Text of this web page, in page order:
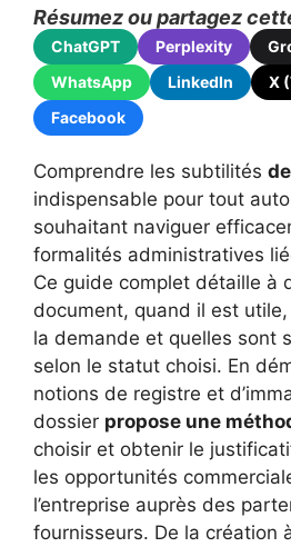
Résumez ou partagez
ChatGPT Perplexity
WhatsApp
LinkedIn
X
Facebook
Comprendre les subtilités
indispensable pour tout
souhaitant naviguer
formalités administratives
Ce guide complet détaille à
document, quand il est
la demande et quelles sont
selon le statut choisi. En
notions de registre et
dossier propose une
choisir et obtenir le
les opportunités
l’entreprise auprès des
fournisseurs. De la création